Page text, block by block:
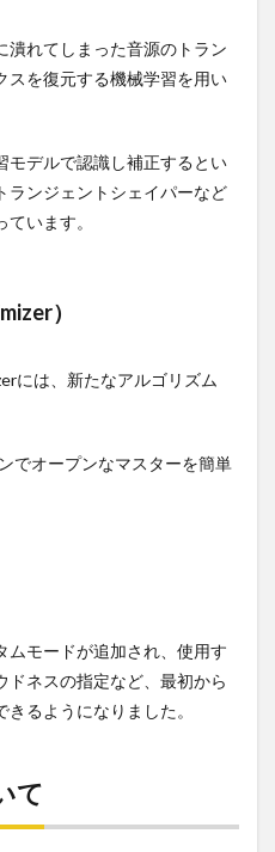
潰れてしまった音源のトラン
スを復元する機械学習を用い
モデルで認識し補正するとい
ランジェントシェイパーなど
います。
）
には、新たなアルゴリズム
でオープンなマスターを簡単
ムモードが追加され、使用す
ドネスの指定など、最初から
るようになりました。
て